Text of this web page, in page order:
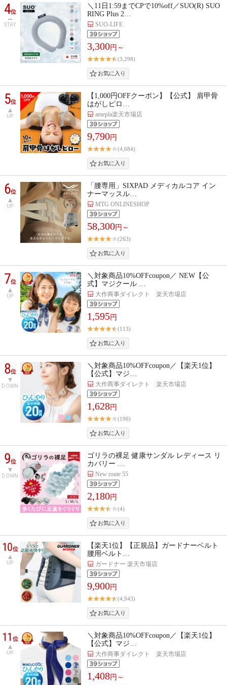
4位
STAY
＼11日1:59までCPで10%off／SUO(R) SUO
RING Plus 2…
SUO-LIFE
3,300円～
(3,298)
5位
UP
【1,000円OFFクーポン】【公式】 肩甲骨
はがしピロ…
amepla楽天市場店
9,790円
(4,684)
6位
UP
「腰専用」SIXPAD メディカルコア イン
ナーマッスル…
MTG ONLINESHOP
58,300円～
(263)
7位
UP
＼対象商品10%OFFcoupon／ NEW【公
式】マジクール …
大作商事ダイレクト 楽天市場店
1,595円
(113)
8位
DOWN
＼対象商品10%OFFcoupon／【楽天1位】
【公式】マジ…
大作商事ダイレクト 楽天市場店
1,628円
(196)
9位
DOWN
ゴリラの裸足 健康サンダル レディース リ
カバリー …
New route 55
2,180円
(4)
10位
UP
【楽天1位】【正規品】ガードナーベルト
腰用ベルト…
ガードナー 楽天市場店
9,900円
(4,943)
11位
UP
＼対象商品10%OFFcoupon／【楽天1位】
【公式】マジ…
大作商事ダイレクト 楽天市場店
1,408円～